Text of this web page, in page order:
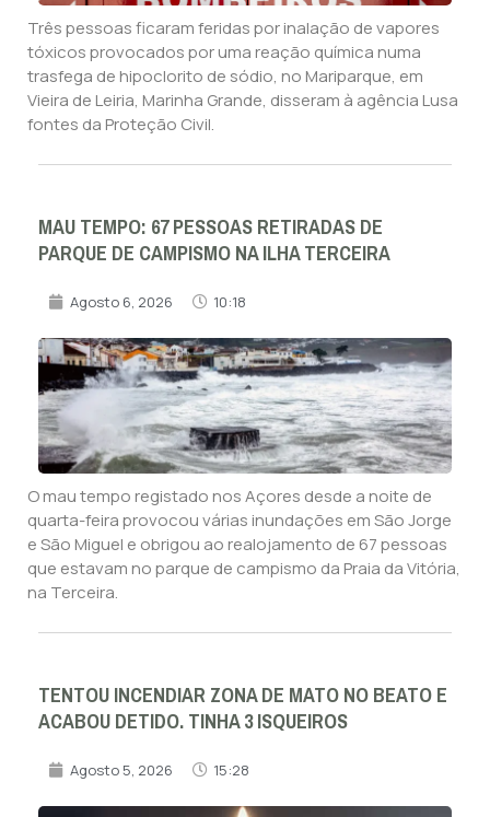
Três pessoas ficaram feridas por inalação de vapores
tóxicos provocados por uma reação química numa
trasfega de hipoclorito de sódio, no Mariparque, em
Vieira de Leiria, Marinha Grande, disseram à agência Lusa
fontes da Proteção Civil.
MAU TEMPO: 67 PESSOAS RETIRADAS DE
PARQUE DE CAMPISMO NA ILHA TERCEIRA
Agosto 6, 2026 10:18
O mau tempo registado nos Açores desde a noite de
quarta-feira provocou várias inundações em São Jorge
e São Miguel e obrigou ao realojamento de 67 pessoas
que estavam no parque de campismo da Praia da Vitória,
na Terceira.
TENTOU INCENDIAR ZONA DE MATO NO BEATO E
ACABOU DETIDO. TINHA 3 ISQUEIROS
Agosto 5, 2026 15:28